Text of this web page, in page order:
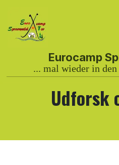
Udforsk